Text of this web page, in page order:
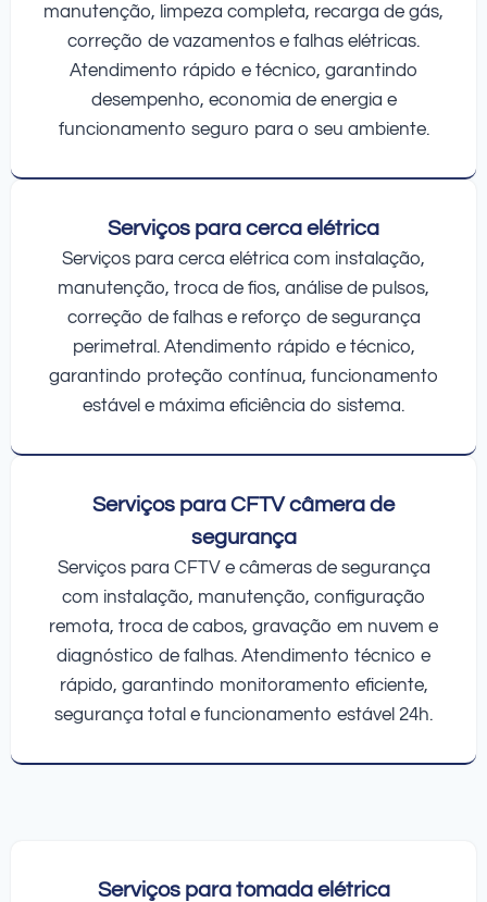
manutenção, limpeza completa, recarga de gás,
correção de vazamentos e falhas elétricas.
Atendimento rápido e técnico, garantindo
desempenho, economia de energia e
funcionamento seguro para o seu ambiente.
Serviços para cerca elétrica
Serviços para cerca elétrica com instalação,
manutenção, troca de fios, análise de pulsos,
correção de falhas e reforço de segurança
perimetral. Atendimento rápido e técnico,
garantindo proteção contínua, funcionamento
estável e máxima eficiência do sistema.
Serviços para CFTV câmera de
segurança
Serviços para CFTV e câmeras de segurança
com instalação, manutenção, configuração
remota, troca de cabos, gravação em nuvem e
diagnóstico de falhas. Atendimento técnico e
rápido, garantindo monitoramento eficiente,
segurança total e funcionamento estável 24h.
Serviços para tomada elétrica